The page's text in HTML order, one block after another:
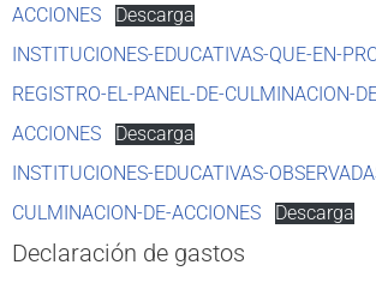
ACCIONES
Descarga
INSTITUCIONES-EDUCATIVAS-QUE-EN-
REGISTRO-EL-PANEL-DE-CULMINACION-
ACCIONES
Descarga
INSTITUCIONES-EDUCATIVAS-
CULMINACION-DE-ACCIONES
Descarga
Declaración de gastos